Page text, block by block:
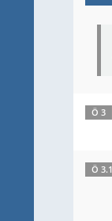
Ö 3
Ö 3.1